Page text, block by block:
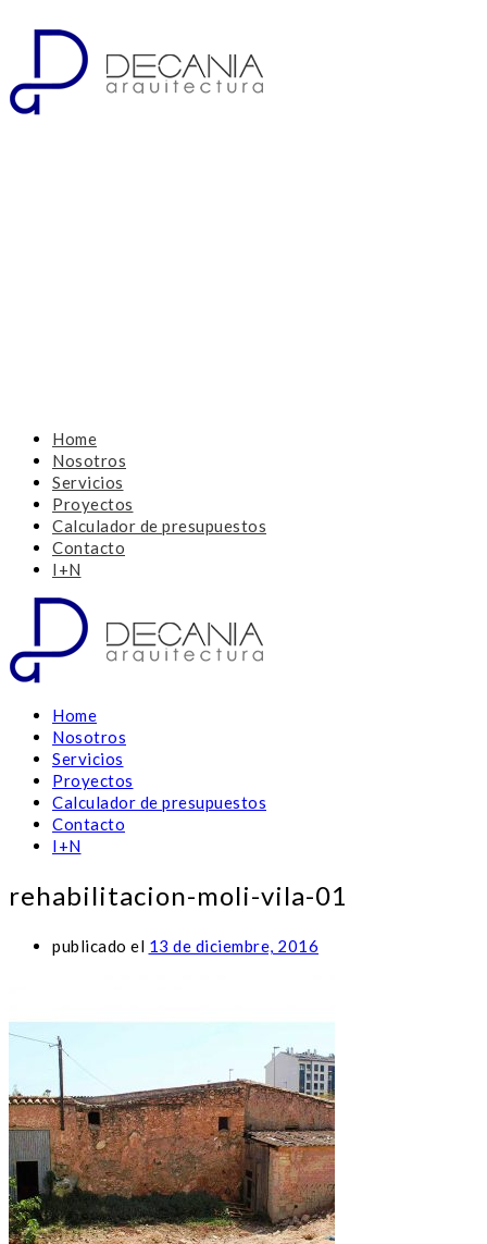
Home
Nosotros
Servicios
Proyectos
Calculador de presupuestos
Contacto
I+N
Home
Nosotros
Servicios
Proyectos
Calculador de presupuestos
Contacto
I+N
rehabilitacion-moli-vila-01
publicado el 13 de diciembre, 2016